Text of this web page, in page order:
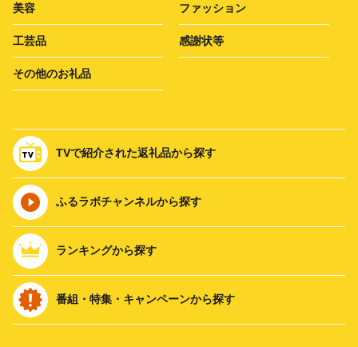
美容 ファッション
工芸品 感謝状等
その他のお礼品
TVで紹介された返礼品から探す
ふるラボチャンネルから探す
ランキングから探す
番組・特集・キャンペーンから探す